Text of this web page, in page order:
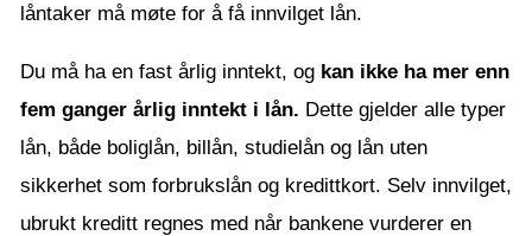
låntaker må møte for å få innvilget lån.
Du må ha en fast årlig inntekt, og kan ikke ha mer enn
fem ganger årlig inntekt i lån. Dette gjelder alle typer
lån, både boliglån, billån, studielån og lån uten
sikkerhet som forbrukslån og kredittkort. Selv innvilget,
ubrukt kreditt regnes med når bankene vurderer en